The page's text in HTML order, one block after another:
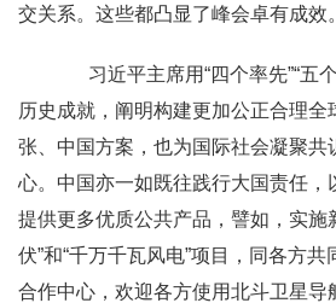
交关系。这些都凸显了峰会卓有成效。
习近平主席用“四个率先”“五
历史成就，阐明构建更加公正合理全
张、中国方案，也为国际社会凝聚共
心。中国亦一如既往践行大国责任，
提供更多优质公共产品，譬如，实施
伏”和“千万千瓦风电”项目，同各方
合作中心，欢迎各方使用北斗卫星导